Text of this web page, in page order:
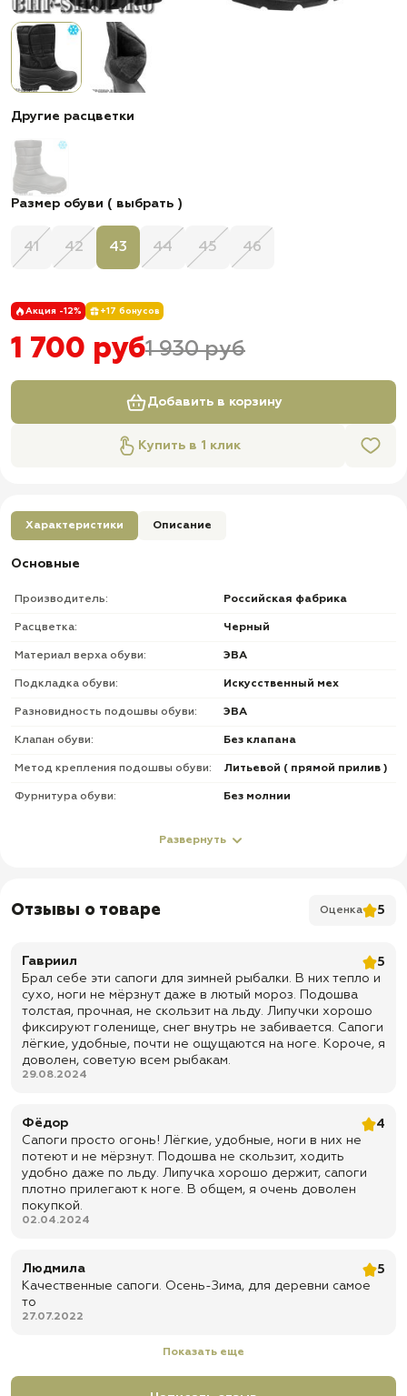
Другие расцветки
Размер обуви ( выбрать )
41 42 43 44 45 46
Акция -12% +17 бонусов
1 700 руб1 930 руб
Добавить в корзину
Купить в 1 клик
Характеристики Описание
Основные
Производитель: Российская фабрика
Расцветка: Черный
Материал верха обуви: ЭВА
Подкладка обуви: Искусственный мех
Разновидность подошвы обуви: ЭВА
Клапан обуви: Без клапана
Метод крепления подошвы обуви: Литьевой ( прямой прилив )
Фурнитура обуви: Без молнии
✅На липучке
✅ Полностью не промокают
✅ Внутри искуственный мех
Доставка по всей России
Быстрая отправка
Развернуть
Отзывы о товаре Оценка 5
Гавриил
5
Брал себе эти сапоги для зимней рыбалки. В них тепло и
сухо, ноги не мёрзнут даже в лютый мороз. Подошва
толстая, прочная, не скользит на льду. Липучки хорошо
фиксируют голенище, снег внутрь не забивается. Сапоги
лёгкие, удобные, почти не ощущаются на ноге. Короче, я
доволен, советую всем рыбакам.
29.08.2024
Фёдор
4
Сапоги просто огонь! Лёгкие, удобные, ноги в них не
потеют и не мёрзнут. Подошва не скользит, ходить
удобно даже по льду. Липучка хорошо держит, сапоги
плотно прилегают к ноге. В общем, я очень доволен
покупкой.
02.04.2024
Людмила
5
Качественные сапоги. Осень-Зима, для деревни самое
то
27.07.2022
Показать еще